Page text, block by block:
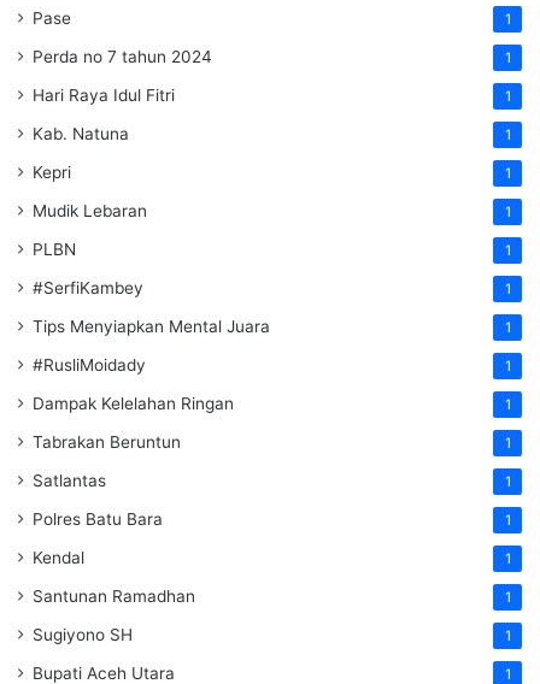
Pase 1
Perda no 7 tahun 2024 1
Hari Raya Idul Fitri 1
Kab. Natuna 1
Kepri 1
Mudik Lebaran 1
PLBN 1
#SerfiKambey 1
Tips Menyiapkan Mental Juara 1
#RusliMoidady 1
Dampak Kelelahan Ringan 1
Tabrakan Beruntun 1
Satlantas 1
Polres Batu Bara 1
Kendal 1
Santunan Ramadhan 1
Sugiyono SH 1
Bupati Aceh Utara 1